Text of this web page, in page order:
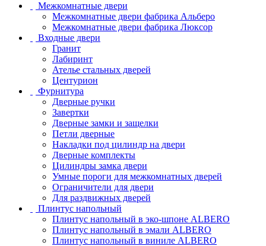
Межкомнатные двери
Межкомнатные двери фабрика Альберо
Межкомнатные двери фабрика Люксор
Входные двери
Гранит
Лабиринт
Ателье стальных дверей
Центурион
Фурнитура
Дверные ручки
Завертки
Дверные замки и защелки
Петли дверные
Накладки под цилиндр на двери
Дверные комплекты
Цилиндры замка двери
Умные пороги для межкомнатных дверей
Ограничители для двери
Для раздвижных дверей
Плинтус напольный
Плинтус напольный в эко-шпоне ALBERO
Плинтус напольный в эмали ALBERO
Плинтус напольный в виниле ALBERO